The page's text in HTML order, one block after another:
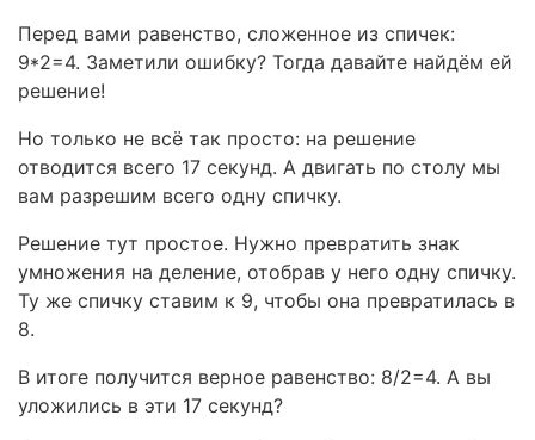
Перед вами равенство, сложенное из спичек:
9*2=4. Заметили ошибку? Тогда давайте найдём ей
решение!
Но только не всё так просто: на решение
отводится всего 17 секунд. А двигать по столу мы
вам разрешим всего одну спичку.
Решение тут простое. Нужно превратить знак
умножения на деление, отобрав у него одну спичку.
Ту же спичку ставим к 9, чтобы она превратилась в
8.
В итоге получится верное равенство: 8/2=4. А вы
уложились в эти 17 секунд?